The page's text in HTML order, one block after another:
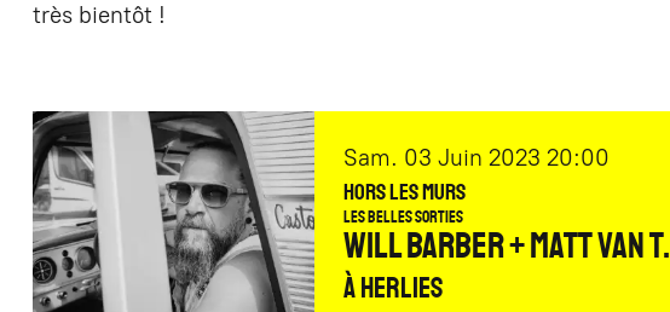
très bientôt !
samedi
Sam. 03 juin
Juin 2023 20:00
Hors les Murs
LES BELLES SORTIES
WILL BARBER + MATT VAN T.
À Herlies